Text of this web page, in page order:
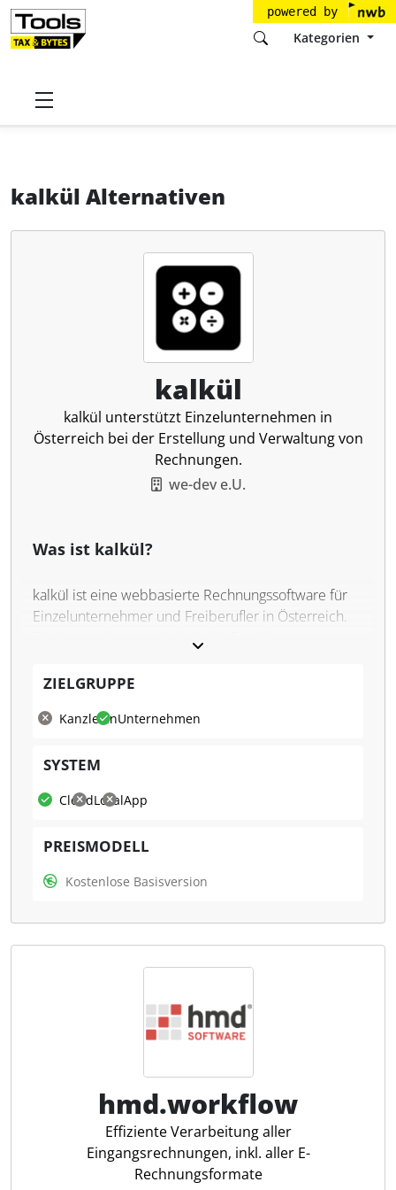
powered by
Kategorien
Startseite
kalkül Alternativen
kalkül
kalkül unterstützt Einzelunternehmen in
Österreich bei der Erstellung und Verwaltung von
Rechnungen.
we-dev e.U.
Was ist kalkül?
kalkül ist eine webbasierte Rechnungssoftware für
Einzelunternehmer und Freiberufler in Österreich.
Gutschriften und Einnahmen-Ausgaben-
Anforderungen wie Kleinunternehmerregelung, Soll-
Verwaltung von Kundendaten, Produkten und
verwaltet und als PDF versendet werden.
Auswertungen erfolgen auf Basis der aktuellen
österreichischen Vorschriften. Steuerprofis erhalten
damit eine Lösung, um Buchhaltungsprozesse
die finanzielle Situation zu behalten.Rechnungen,
Angebote, EÜR, Mahnwesen und Kundenverwaltung
Angebote erstellen
Rechnungen versenden
QR-Code auf Rechnung
ZIELGRUPPE
KanzleienUnternehmen
SYSTEM
CloudLokalApp
PREISMODELL
Kostenlose Basisversion
hmd.workflow
Effiziente Verarbeitung aller
Eingangsrechnungen, inkl. aller E-
Rechnungsformate